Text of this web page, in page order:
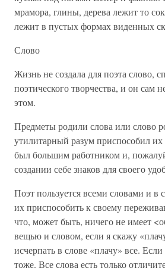
мрамора, глины, дерева лежит то
лежит в пустых формах виденных
Слово
Жизнь не создала для поэта слово,
поэтического творчества, и он сам
этом.
Предметы родили слова или слово
утилитарный разум приспособил
был большим работником и,
создании себе знаков для своего
Поэт пользуется всеми словами и в
их приспособить к своему
что, может быть, ничего не имеет
вещью и словом, если я скажу
исчерпать в слове «плачу» все.
тоже. Все слова есть только